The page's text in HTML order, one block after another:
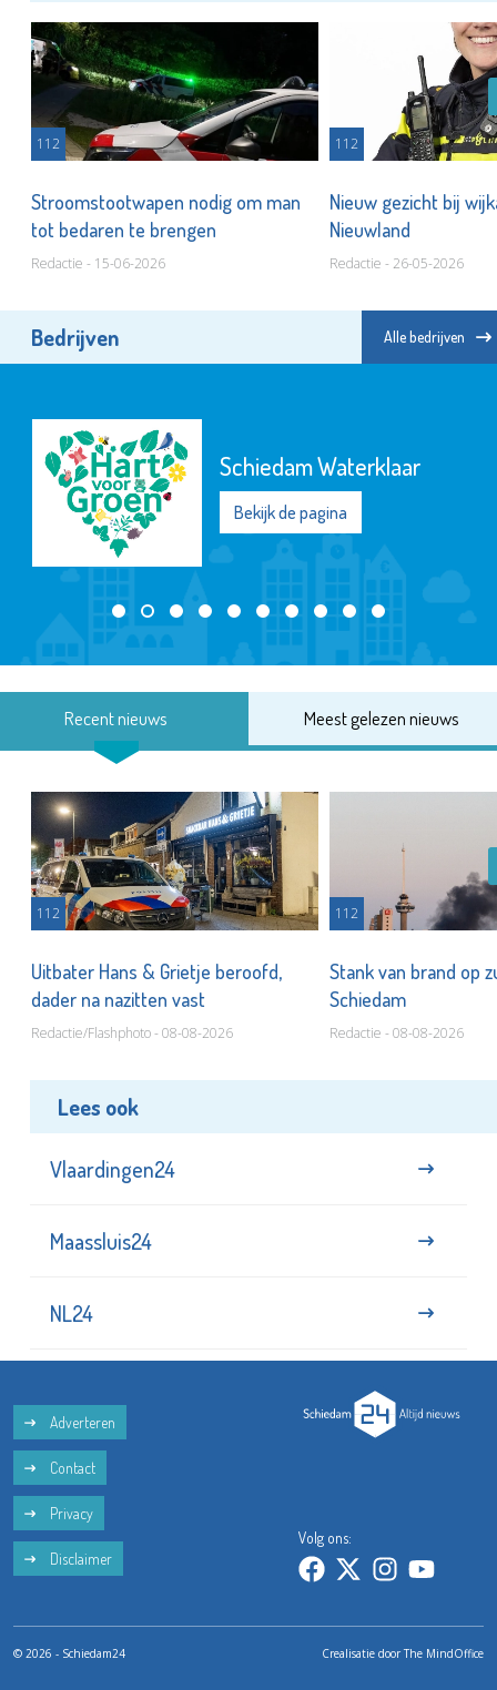
112
Stroomstootwapen nodig om man
tot bedaren te brengen
Redactie - 15-06-2026
112
Nieuw gezicht bij
Nieuwland
Redactie - 26-05-2026
Bedrijven Alle bedrijven
Schiedam Waterklaar
Bekijk de pagina
Recent nieuws Meest gelezen nieuws
112
Uitbater Hans & Grietje beroofd,
dader na nazitten vast
Redactie/Flashphoto - 08-08-2026
112
Stank van brand op
Schiedam
Redactie - 08-08-2026
Lees ook
Vlaardingen24
Maassluis24
NL24
Adverteren
Contact
Privacy
Disclaimer
Volg ons:
© 2026 - Schiedam24 Crealisatie doorThe MindOffice